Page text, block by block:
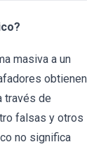
masiva a un
obtienen
través de
falsas y otros
no significa